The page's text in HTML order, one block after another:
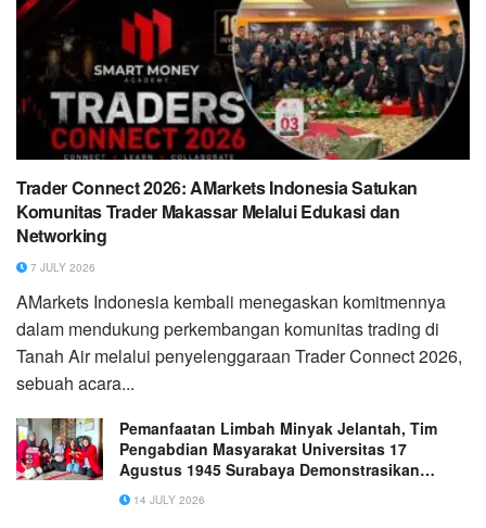
Trader Connect 2026: AMarkets Indonesia Satukan
Komunitas Trader Makassar Melalui Edukasi dan
Networking
7 JULY 2026
AMarkets Indonesia kembali menegaskan komitmennya
dalam mendukung perkembangan komunitas trading di
Tanah Air melalui penyelenggaraan Trader Connect 2026,
sebuah acara...
Pemanfaatan Limbah Minyak Jelantah, Tim
Pengabdian Masyarakat Universitas 17
Agustus 1945 Surabaya Demonstrasikan
Pembuatan Lilin Aromaterapi Di Pabrik
Kerupuk
14 JULY 2026